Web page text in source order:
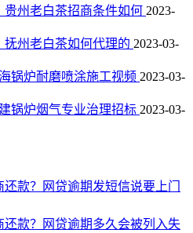
州老白茶招商条件如何 2023-
州老白茶如何代理的 2023-03-
锅炉耐磨喷涂施工视频 2023-03-
锅炉烟气专业治理招标 2023-03-
款？网贷逾期发短信说要上门
款？网贷逾期多久会被列入失